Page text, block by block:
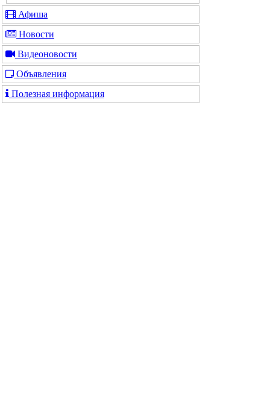
Афиша
Новости
Видеоновости
Объявления
Полезная информация